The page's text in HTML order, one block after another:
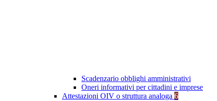
Scadenzario obblighi amministrativi
Oneri informativi per cittadini e imprese
Attestazioni OIV o struttura analoga 6